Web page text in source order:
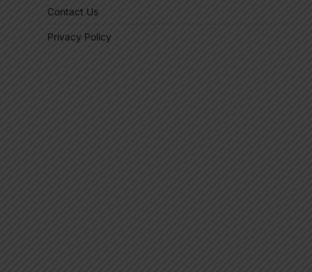
Contact Us
Privacy Policy